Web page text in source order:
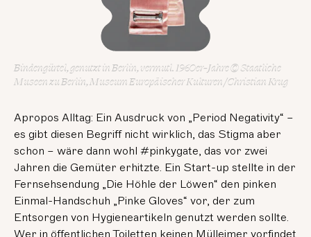
Bindengürtel, genutzt in Berlin, vermutl. 1960er-Jahre © Staatliche
Museen zu Berlin, Museum Europäischer Kulturen / Christian Krug
Apropos Alltag: Ein Ausdruck von „Period Negativity“ –
es gibt diesen Begriff nicht wirklich, das Stigma aber
schon – wäre dann wohl #pinkygate, das vor zwei
Jahren die Gemüter erhitzte. Ein Start-up stellte in der
Fernsehsendung „Die Höhle der Löwen“ den pinken
Einmal-Handschuh „Pinke Gloves“ vor, der zum
Entsorgen von Hygieneartikeln genutzt werden sollte.